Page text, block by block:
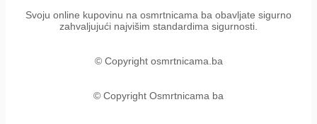
Svoju online kupovinu na osmrtnicama ba obavljate sigurno
zahvaljujući najvišim standardima sigurnosti.
© Copyright osmrtnicama.ba
© Copyright Osmrtnicama ba